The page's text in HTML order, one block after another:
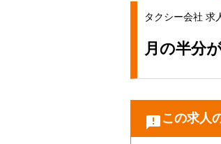
タクシー会社 求
月の半分
announcement この求人